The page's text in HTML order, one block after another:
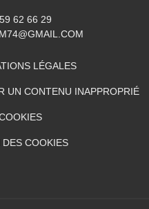
62 66 29
LÉGALES
UN CONTENU INAPPROPRIÉ
COOKIES